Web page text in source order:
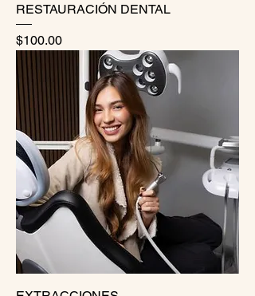
RESTAURACIÓN DENTAL
Precio
$100.00